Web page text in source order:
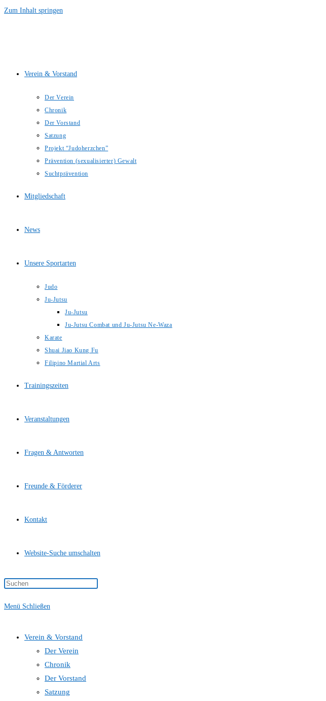
Zum Inhalt springen
Verein & Vorstand
Der Verein
Chronik
Der Vorstand
Satzung
Projekt “Judoherzchen”
Prävention (sexualisierter) Gewalt
Suchtprävention
Mitgliedschaft
News
Unsere Sportarten
Judo
Ju-Jutsu
Ju-Jutsu
Ju-Jutsu Combat und Ju-Jutsu Ne-Waza
Karate
Shuai Jiao Kung Fu
Filipino Martial Arts
Trainingszeiten
Veranstaltungen
Fragen & Antworten
Freunde & Förderer
Kontakt
Website-Suche umschalten
Menü Schließen
Verein & Vorstand
Der Verein
Chronik
Der Vorstand
Satzung